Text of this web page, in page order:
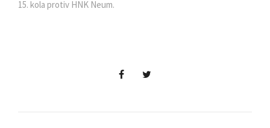
15. kola protiv HNK Neum.